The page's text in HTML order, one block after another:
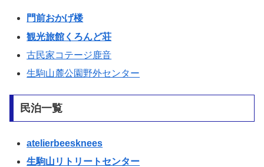
門前おかげ楼
観光旅館くろんど荘
古民家コテージ鹿音
生駒山麓公園野外センター
民泊一覧
atelierbeesknees
生駒山リトリートセンター